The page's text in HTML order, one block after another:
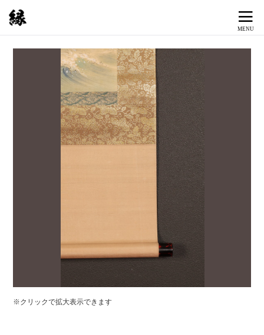
※クリックで拡大表示できます